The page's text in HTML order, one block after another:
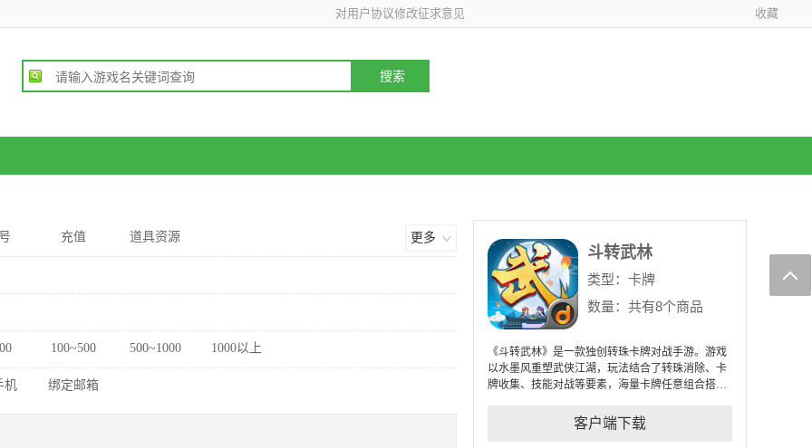
收藏
对用户协议修改征求意见
充值 道具资源 更多
100~500 500~1000 1000以上
机 绑定邮箱
斗转武林
类型： 卡牌
数量：共有8个商品
《斗转武林》是一款独创转珠卡牌对战手游。游戏
以水墨风重塑武侠江湖，玩法结合了转珠消除、卡
牌收集、技能对战等要素，海量卡牌任意组合搭
游戏利用消除同色的珠子收集对应的属性发动英雄
技能对对方卡牌进行攻击，其中每种卡牌英雄技能
客户端下载